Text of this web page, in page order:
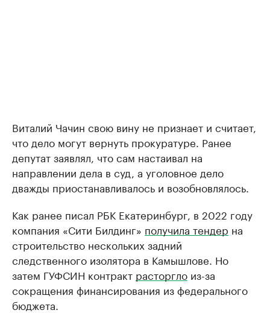
Виталий Чачин свою вину не признает и считает,
что дело могут вернуть прокуратуре. Ранее
депутат заявлял, что сам настаивал на
направлении дела в суд, а уголовное дело
дважды приостанавливалось и возобновлялось.
Как ранее писал РБК Екатеринбург, в 2022 году
компания «Сити Билдинг» получила тендер на
строительство нескольких задний
следственного изолятора в Камышлове. Но
затем ГУФСИН контракт расторгло из-за
сокращения финансирования из федерального
бюджета.